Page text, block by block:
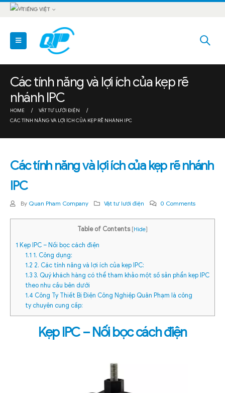
TIẾNG VIỆT
Các tính năng và lợi ích của kẹp rẽ
nhánh IPC
HOME
VẬT TƯ LƯỚI ĐIỆN
CÁC TÍNH NĂNG VÀ LỢI ÍCH CỦA KẸP RẼ NHÁNH IPC
Các tính năng và lợi ích của kẹp rẽ nhánh
IPC
By Quan Pham Company Vật tư lưới điện 0 Comments
Table of Contents [Hide]
1 Kẹp IPC – Nối bọc cách điện
1.1 1. Công dụng:
1.2 2. Các tính năng và lợi ích của kẹp IPC:
1.33. Quý khách hàng có thể tham khảo một số sản phẩn kẹp IPC
theo nhu cầu bên dưới
1.4 Công Ty Thiết Bị Điện Công Nghiệp Quân Phạm là công
ty chuyên cung cấp:
Kẹp IPC– Nối bọc cách điện